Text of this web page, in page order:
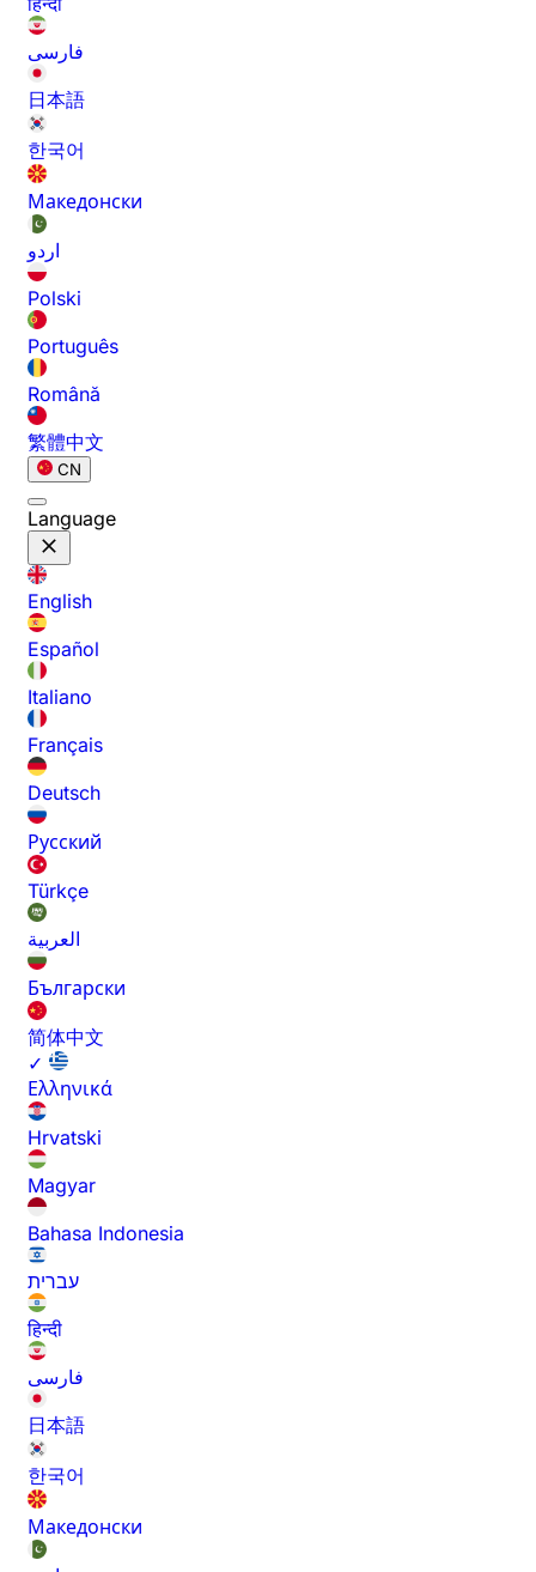
فارسی
日本語
한국어
Македонски
اردو
Polski
Português
Română
繁體中文
CN
Language
English
Español
Italiano
Français
Deutsch
Русский
Türkçe
العربية
Български
简体中文
✓
Ελληνικά
Hrvatski
Magyar
Bahasa Indonesia
עברית
हिन्दी
فارسی
日本語
한국어
Македонски